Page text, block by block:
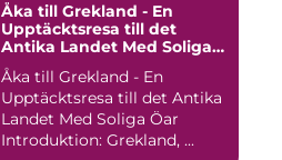
Åka till Grekland - En
Upptäcktsresa till det
Antika Landet Med Soliga
Öar
Åka till Grekland - En
Upptäcktsresa till det Antika
Landet Med Soliga Öar
Introduktion: Grekland, ...